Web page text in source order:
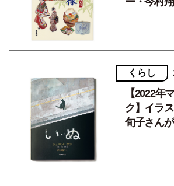
くらし
【2022年
ク】イラ
旬子さん